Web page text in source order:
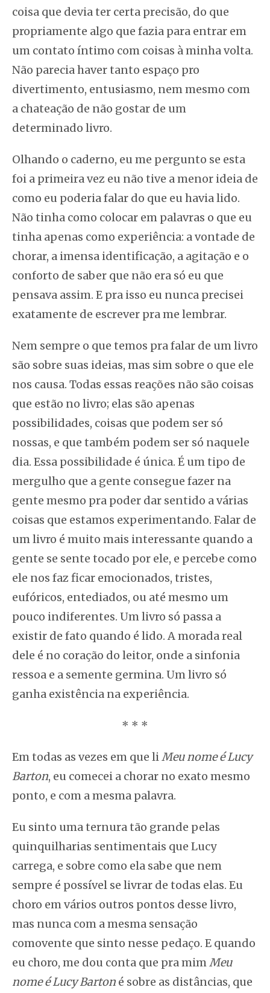
coisa que devia ter certa precisão, do que
propriamente algo que fazia para entrar em
um contato íntimo com coisas à minha volta.
Não parecia haver tanto espaço pro
divertimento, entusiasmo, nem mesmo com
a chateação de não gostar de um
determinado livro.
Olhando o caderno, eu me pergunto se esta
foi a primeira vez eu não tive a menor ideia de
como eu poderia falar do que eu havia lido.
Não tinha como colocar em palavras o que eu
tinha apenas como experiência: a vontade de
chorar, a imensa identificação, a agitação e o
conforto de saber que não era só eu que
pensava assim. E pra isso eu nunca precisei
exatamente de escrever pra me lembrar.
Nem sempre o que temos pra falar de um livro
são sobre suas ideias, mas sim sobre o que ele
nos causa. Todas essas reações não são coisas
que estão no livro; elas são apenas
possibilidades, coisas que podem ser só
nossas, e que também podem ser só naquele
dia. Essa possibilidade é única. É um tipo de
mergulho que a gente consegue fazer na
gente mesmo pra poder dar sentido a várias
coisas que estamos experimentando. Falar de
um livro é muito mais interessante quando a
gente se sente tocado por ele, e percebe como
ele nos faz ficar emocionados, tristes,
eufóricos, entediados, ou até mesmo um
pouco indiferentes. Um livro só passa a
existir de fato quando é lido. A morada real
dele é no coração do leitor, onde a sinfonia
ressoa e a semente germina. Um livro só
ganha existência na experiência.
* * *
Em todas as vezes em que liMeu nome é Lucy
Barton, eu comecei a chorar no exato mesmo
ponto, e com a mesma palavra.
Eu sinto uma ternura tão grande pelas
quinquilharias sentimentais que Lucy
carrega, e sobre como ela sabe que nem
sempre é possível se livrar de todas elas. Eu
choro em vários outros pontos desse livro,
mas nunca com a mesma sensação
comovente que sinto nesse pedaço. E quando
eu choro, me dou conta que pra mimMeu
nome é Lucy Barton é sobre as distâncias, que